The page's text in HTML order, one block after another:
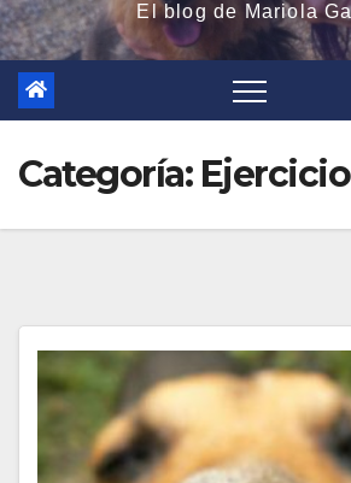
El blog de Mariola
Categoría: Ejercicio